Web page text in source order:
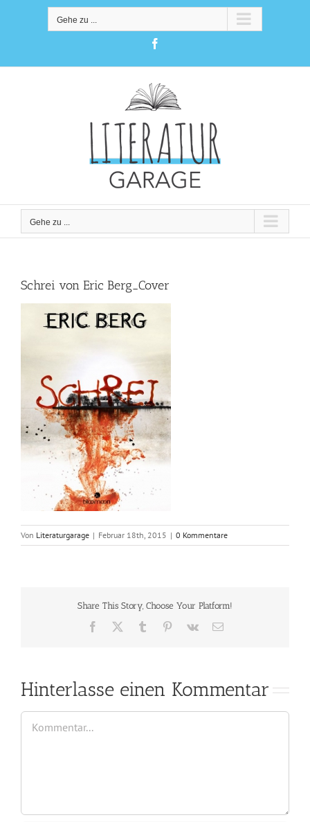
Gehe zu ...
Gehe zu ...
Schrei von Eric Berg_Cover
Von Literaturgarage | Februar 18th, 2015 | 0 Kommentare
Share This Story, Choose Your Platform!
Facebook Tumblr Pinterest
Vk
E-
Hinterlasse einen Kommentar
Kommentar